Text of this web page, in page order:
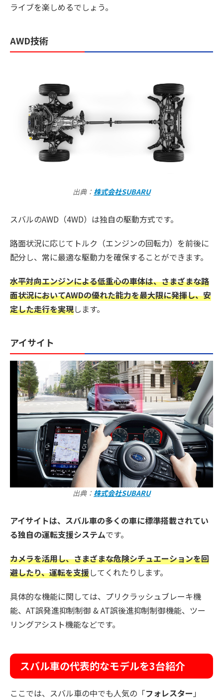
ライブを楽しめるでしょう。
AWD技術
出典： 株式会社SUBARU
スバルのAWD（4WD）は独自の駆動方式です。
路面状況に応じてトルク（エンジンの回転力）を前後に
配分し、常に最適な駆動力を確保することができます。
水平対向エンジンによる低重心の車体は、さまざまな路
面状況においてAWDの優れた能力を最大限に発揮し、安
定した走行を実現します。
アイサイト
出典： 株式会社SUBARU
アイサイトは、スバル車の多くの車に標準搭載されてい
る独自の運転支援システムです。
カメラを活用し、さまざまな危険シチュエーションを回
避したり、運転を支援してくれたりします。
具体的な機能に関しては、プリクラッシュブレーキ機
能、AT誤発進抑制制御 & AT誤後進抑制制御機能、ツー
リングアシスト機能などです。
スバル車の代表的なモデルを3台紹介
ここでは、スバル車の中でも人気の「フォレスター 」